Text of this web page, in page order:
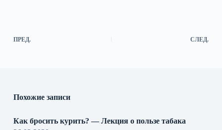
ПРЕД. СЛЕД.
Похожие записи
Как бросить курить? — Лекция о пользе табака